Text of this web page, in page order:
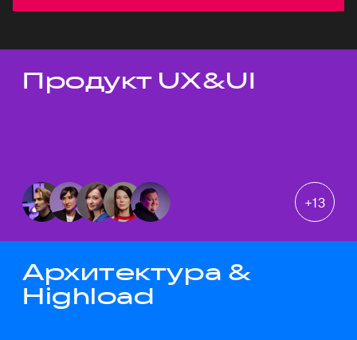
Темы докладов
Продукт UX&UI
+13
Архитектура &
Highload